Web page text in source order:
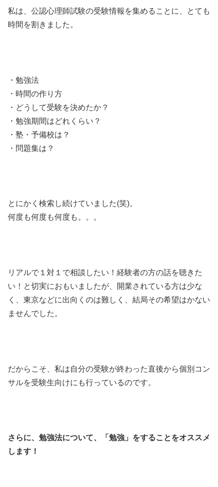
私は、公認心理師試験の受験情報を集めることに、とても
時間を割きました。
・勉強法
・時間の作り方
・どうして受験を決めたか？
・勉強期間はどれくらい？
・塾・予備校は？
・問題集は？
とにかく検索し続けていました(笑)。
何度も何度も何度も。。。
リアルで１対１で相談したい！経験者の方の話を聴きた
い！と切実におもいましたが、開業されている方は少な
く、東京などに出向くのは難しく、結局その希望はかない
ませんでした。
だからこそ、私は自分の受験が終わった直後から個別コン
サルを受験生向けにも行っているのです。
さらに、勉強法について、「勉強」をすることをオススメ
します！